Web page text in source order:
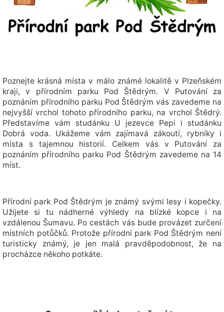
Poznejte krásná místa v málo známé lokalitě v Plzeňském
kraji, v přírodním parku Pod Štědrým. V Putování za
poznáním přírodního parku Pod Štědrým vás zavedeme na
nejvyšší vrchol tohoto přírodního parku, na vrchol Štědrý.
Představíme vám studánku U jezevce Pepi i studánku
Dobrá voda. Ukážeme vám zajímavá zákoutí, rybníky i
místa s tajemnou historií. Celkem vás v Putování za
poznáním přírodního parku Pod Štědrým zavedeme na 14
míst.
Přírodní park Pod Štědrým je známý svými lesy i kopečky.
Užijete si tu nádherné výhledy na blízké kopce i na
vzdálenou Šumavu. Po cestách vás bude provázet zurčení
místních potůčků. Protože přírodní park Pod Štědrým není
turisticky známý, je jen malá pravděpodobnost, že na
procházce někoho potkáte.